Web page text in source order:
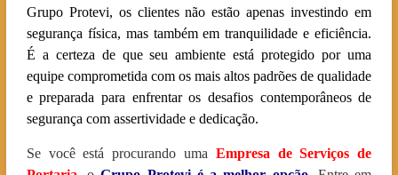
Grupo Protevi, os clientes não estão apenas investindo em
segurança física, mas também em tranquilidade e eficiência.
É a certeza de que seu ambiente está protegido por uma
equipe comprometida com os mais altos padrões de qualidade
e preparada para enfrentar os desafios contemporâneos de
segurança com assertividade e dedicação.
Se você está procurando uma Empresa de Serviços de